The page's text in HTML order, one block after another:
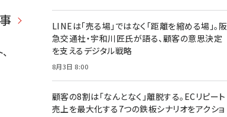
LINEは「売る場」ではなく「距離を縮める場」。阪
急交通社・宇和川匠氏が語る、顧客の意思決定
を支えるデジタル戦略
8月3日 8:00
顧客の8割は「なんとなく」離脱する。ECリピート
売上を最大化する7つの鉄板シナリオをアクショ